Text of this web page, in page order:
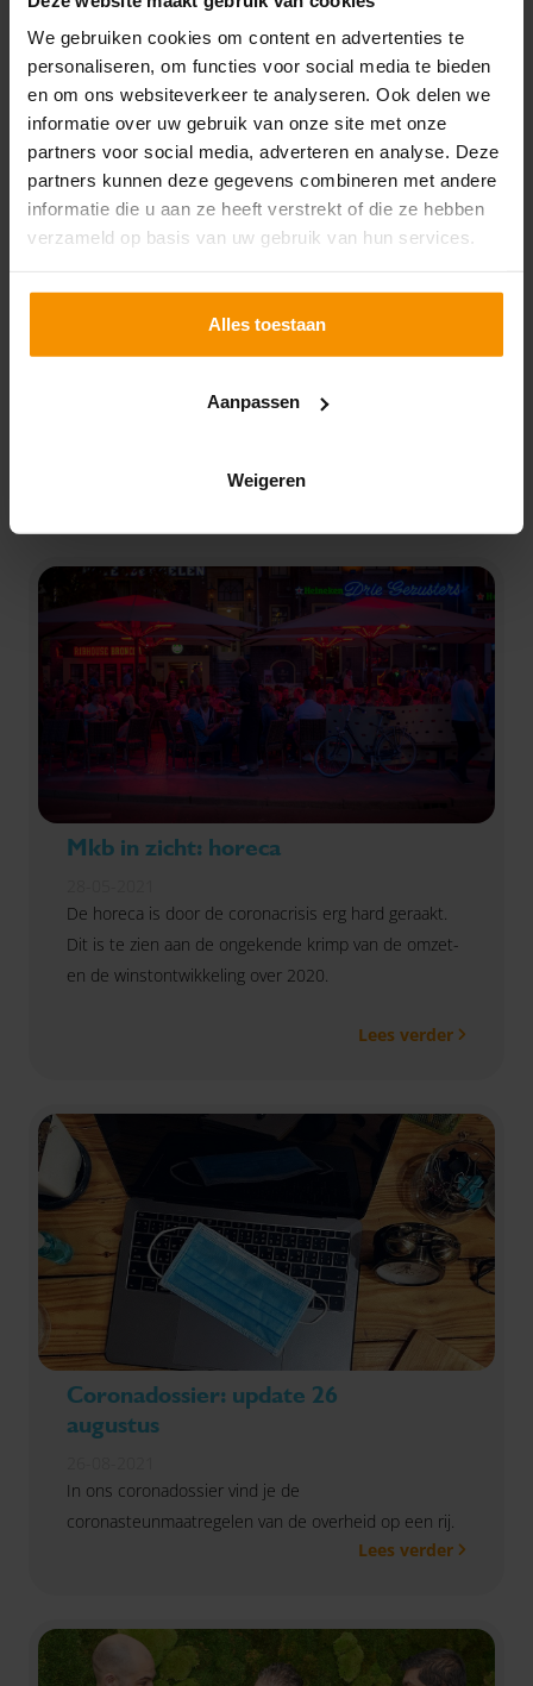
We gebruiken cookies om content en advertenties te
personaliseren, om functies voor social media te bieden
en om ons websiteverkeer te analyseren. Ook delen we
informatie over uw gebruik van onze site met onze
partners voor social media, adverteren en analyse. Deze
partners kunnen deze gegevens combineren met andere
informatie die u aan ze heeft verstrekt of die ze hebben
verzameld op basis van uw gebruik van hun services.
Alles toestaan
Aanpassen
Weigeren
De detailhandel groeit stevig, maar dit is lang niet in
Consumentenbestedingen zijn door de
door webwinkels, doe-het-zelf-zaken, fietsenwinkels
grotendeels wegvallen.
Mkb in zicht: horeca
De horeca is door de coronacrisis erg hard geraakt.
Dit is te zien aan de ongekende krimp van de omzet-
en de winstontwikkeling over 2020.
Lees verder
Coronadossier: update 26
augustus
In ons coronadossier vind je de
coronasteunmaatregelen van de overheid op een rij.
Lees verder